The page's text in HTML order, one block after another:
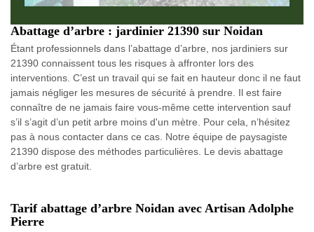
Abattage d’arbre : jardinier 21390 sur Noidan
Étant professionnels dans l’abattage d’arbre, nos jardiniers sur
21390 connaissent tous les risques à affronter lors des
interventions. C’est un travail qui se fait en hauteur donc il ne faut
jamais négliger les mesures de sécurité à prendre. Il est faire
connaître de ne jamais faire vous-même cette intervention sauf
s’il s’agit d’un petit arbre moins d'un mètre. Pour cela, n’hésitez
pas à nous contacter dans ce cas. Notre équipe de paysagiste
21390 dispose des méthodes particulières. Le devis abattage
d’arbre est gratuit.
Tarif abattage d’arbre Noidan avec Artisan Adolphe
Pierre